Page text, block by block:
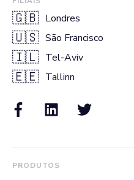
🇬🇧 Londres
🇺🇸 São Francisco
🇮🇱 Tel-Aviv
🇪🇪 Tallinn
PRODUTOS